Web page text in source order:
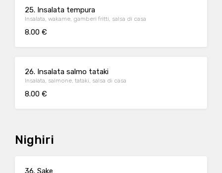
25. Insalata tempura
Insalata, wakame, gamberi fritti, salsa di casa
8.00 €
26. Insalata salmo tataki
Insalata, salmone, tataki, salsa di casa
8.00 €
Nighiri
36. Sake